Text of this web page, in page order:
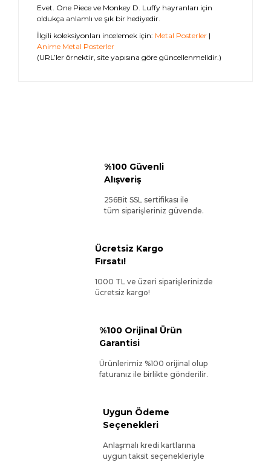
Evet. One Piece ve Monkey D. Luffy hayranları için
oldukça anlamlı ve şık bir hediyedir.
İlgili koleksiyonları incelemek için: Metal Posterler |
Anime Metal Posterler
(URL’ler örnektir, site yapısına göre güncellenmelidir.)
%100 Güvenli
Alışveriş
256Bit SSL sertifikası ile
tüm siparişleriniz güvende.
Ücretsiz Kargo
Fırsatı!
1000 TL ve üzeri siparişlerinizde
ücretsiz kargo!
%100 Orijinal Ürün
Garantisi
Ürünlerimiz %100 orijinal olup
faturanız ile birlikte gönderilir.
Uygun Ödeme
Seçenekleri
Anlaşmalı kredi kartlarına
uygun taksit seçenekleriyle